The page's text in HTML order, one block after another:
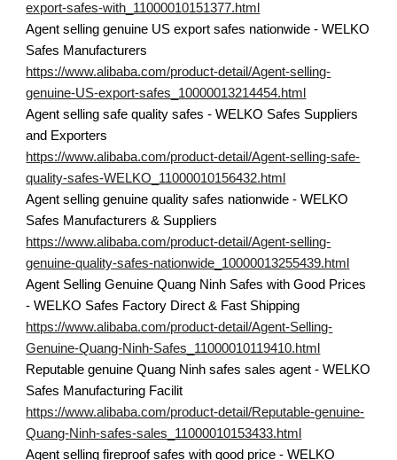
export-safes-with_11000010151377.html
Agent selling genuine US export safes nationwide - WELKO
Safes Manufacturers
https://www.alibaba.com/product-detail/Agent-selling-
genuine-US-export-safes_10000013214454.html
Agent selling safe quality safes - WELKO Safes Suppliers
and Exporters
https://www.alibaba.com/product-detail/Agent-selling-safe-
quality-safes-WELKO_11000010156432.html
Agent selling genuine quality safes nationwide - WELKO
Safes Manufacturers & Suppliers
https://www.alibaba.com/product-detail/Agent-selling-
genuine-quality-safes-nationwide_10000013255439.html
Agent Selling Genuine Quang Ninh Safes with Good Prices
- WELKO Safes Factory Direct & Fast Shipping
https://www.alibaba.com/product-detail/Agent-Selling-
Genuine-Quang-Ninh-Safes_11000010119410.html
Reputable genuine Quang Ninh safes sales agent - WELKO
Safes Manufacturing Facilit
https://www.alibaba.com/product-detail/Reputable-genuine-
Quang-Ninh-safes-sales_11000010153433.html
Agent selling fireproof safes with good price - WELKO